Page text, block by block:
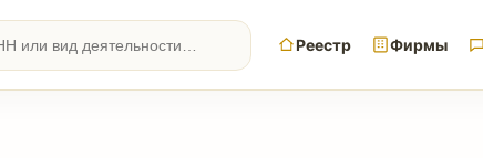
Реестр Фирмы